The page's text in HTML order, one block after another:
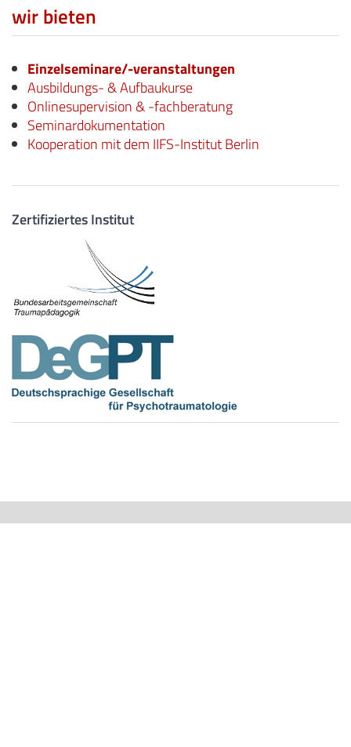
wir bieten
Einzelseminare/-veranstaltungen
Ausbildungs- & Aufbaukurse
Onlinesupervision & -fachberatung
Seminardokumentation
Kooperation mit dem IIFS-Institut Berlin
Zertifiziertes Institut